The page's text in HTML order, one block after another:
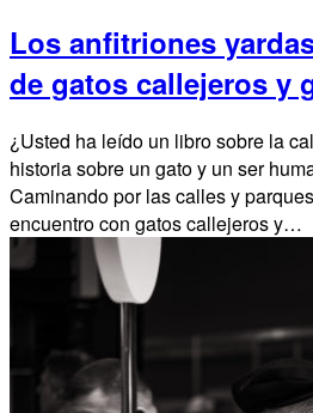
Los anfitriones
de gatos callejeros y
¿Usted ha leído un libro sobre la
historia sobre un gato y un ser
Caminando por las calles y
encuentro con gatos callejeros y…